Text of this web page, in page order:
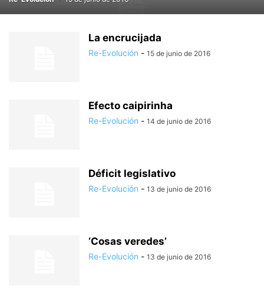
La encrucijada
Re-Evolución - 15 de junio de 2016
Efecto caipirinha
Re-Evolución - 14 de junio de 2016
Déficit legislativo
Re-Evolución - 13 de junio de 2016
‘Cosas veredes’
Re-Evolución - 13 de junio de 2016